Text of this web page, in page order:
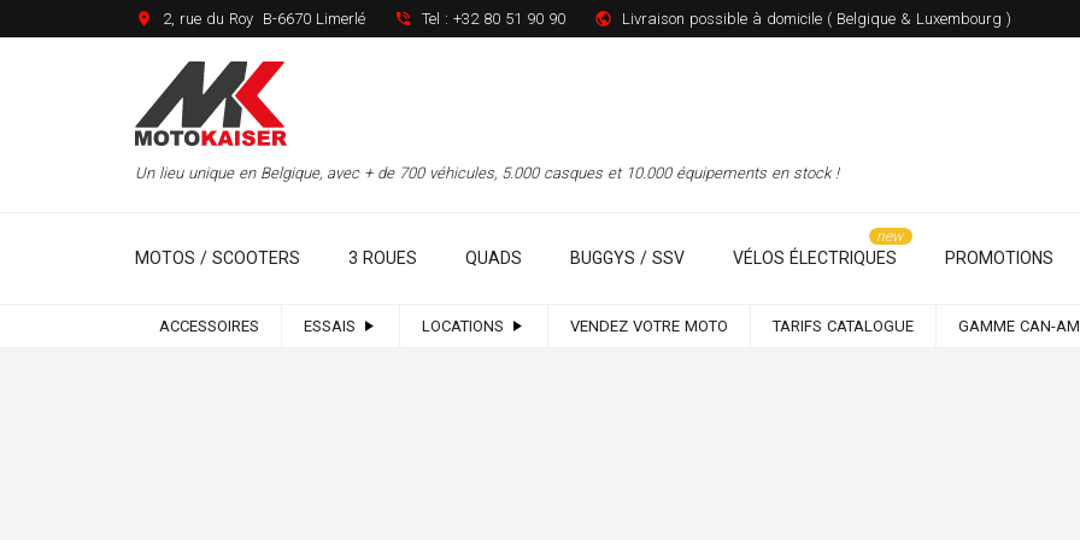
2, rue du Roy B-6670 Limerlé Tel : +32 80 51 90 90 Livraison possible à domicile ( Belgique & Luxembourg )
Un lieu unique en Belgique, avec + de 700 véhicules, 5.000 casques et 10.000 équipements en stock !
MOTOS / SCOOTERS 3 ROUES QUADS BUGGYS / SSV VÉLOS ÉLECTRIQUES PROMOTIONS
ACCESSOIRES ESSAIS LOCATIONS VENDEZ VOTRE MOTO TARIFS CATALOGUE GAMME CAN-AM